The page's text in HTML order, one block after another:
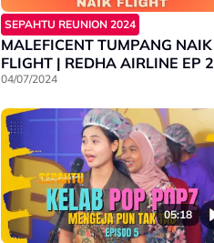
SEPAHTU REUNION 2024
MALEFICENT TUMPANG NAIK
FLIGHT | REDHA AIRLINE EP 2
04/07/2024
05:18